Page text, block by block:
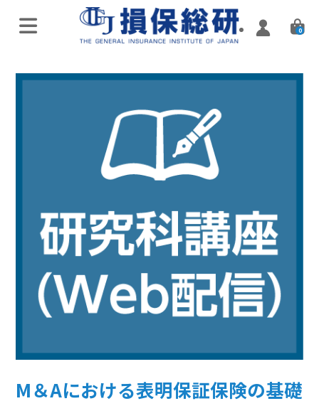
0
実施済み講座
Zoomミーティング講座
ハイブリッド（通学・配信）
eラーニング／通信講座
損害保険入門講座
Web配信講座
通信添削講座
M＆Aにおける表明保証保険の基礎